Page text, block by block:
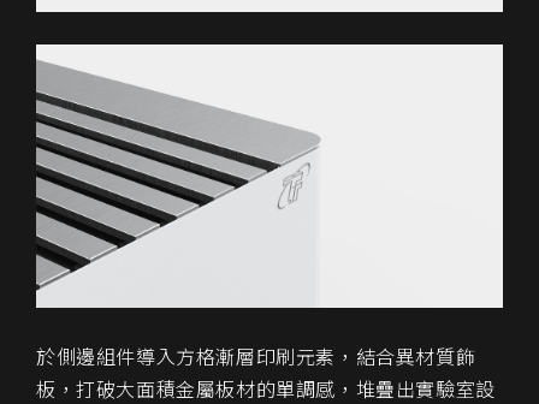
於側邊組件導入方格漸層印刷元素，結合異材質飾
板，打破大面積金屬板材的單調感，堆疊出實驗室設